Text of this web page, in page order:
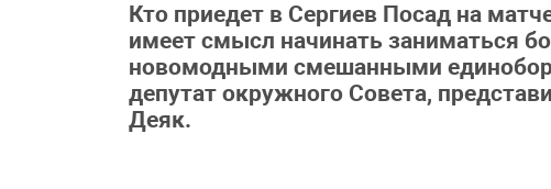
Кто приедет в Сергиев Посад на
имеет смысл начинать заниматься
новомодными смешанными
депутат окружного Совета,
Деяк.